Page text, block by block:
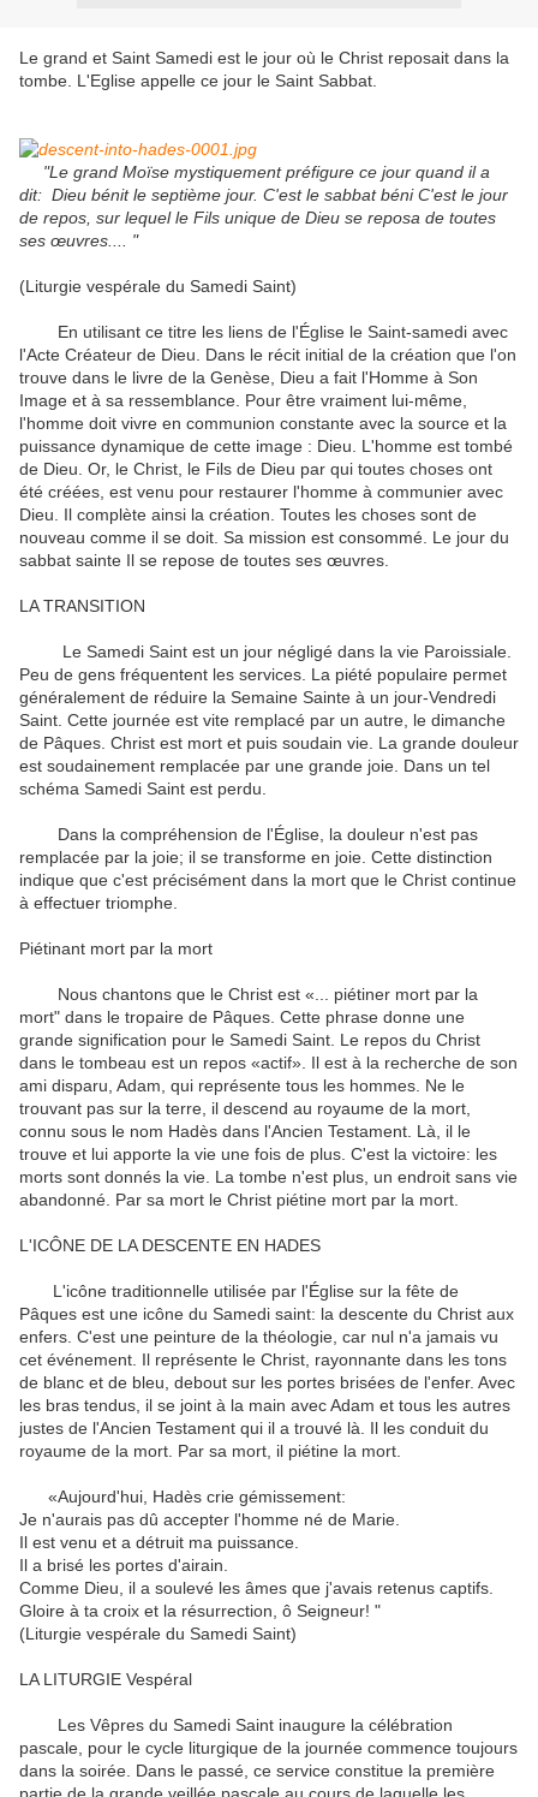
Le grand et Saint Samedi est le jour où le Christ reposait dans la
tombe L'Eglise appelle ce jour le Saint Sabbat
"Le grand Moïse mystiquement préfigure ce jour quand il a
dit: Dieu bénit le septième jour. C'est le sabbat béni C'est le jour
de repos sur lequel le Fils unique de Dieu se reposa de toutes
ses œuvres "
(Liturgie vespérale du Samedi Saint)
En utilisant ce titre les liens de l'Église le Saint-samedi avec
l'Acte Créateur de Dieu Dans le récit initial de la création que l'on
trouve dans le livre de la Genèse Dieu a fait l'Homme à Son
Image et à sa ressemblance Pour être vraiment lui-même
l'homme doit vivre en communion constante avec la source et la
puissance dynamique de cette image : Dieu L'homme est tombé
de Dieu Or, le Christ le Fils de Dieu par qui toutes choses ont
été créées est venu pour restaurer l'homme à communier avec
Dieu
Il complète ainsi la création Toutes les choses sont de
nouveau comme il se doit Sa mission est consommé Le jour du
sabbat sainte Il se repose de toutes ses œuvres
LA TRANSITION
Le Samedi Saint est un jour négligé dans la vie Paroissiale
Peu de gens fréquentent les services La piété populaire permet
généralement de réduire la Semaine Sainte à un jour-Vendredi
Saint Cette journée est vite remplacé par un autre le dimanche
de Pâques Christ est mort et puis soudain vie. La grande douleur
est soudainement remplacée par une grande joie Dans un tel
schéma Samedi Saint est perdu
Dans la compréhension de l'Église la douleur n'est pas
remplacée par la joie; il se transforme en joie Cette distinction
indique que c'est précisément dans la mort que le Christ continue
à effectuer triomphe
Piétinant mort par la mort
Nous chantons que le Christ est « piétiner mort par la
mort" dans le tropaire de Pâques Cette phrase donne une
grande signification pour le Samedi Saint Le repos du Christ
dans le tombeau est un repos «actif» Il est à la recherche de son
ami disparu Adam qui représente tous les hommes Ne le
trouvant pas sur la terre il descend au royaume de la mort
connu sous le nom Hadès dans l'Ancien Testament Là, il le
trouve et lui apporte la vie une fois de plus C'est la victoire: les
morts sont donnés la vie La tombe n'est plus un endroit sans vie
abandonné Par sa mort le Christ piétine mort par la mort
L'ICÔNE DE LA DESCENTE EN HADES
L'icône traditionnelle utilisée par l'Église sur la fête de
Pâques est une icône du Samedi saint: la descente du Christ aux
enfers C'est une peinture de la théologie , car nul n'a jamais vu
cet événement Il représente le Christ rayonnante dans les tons
de blanc et de bleu, debout sur les portes brisées de l'enfer. Avec
les bras tendus , il se joint à la main avecAdam et tous les autres
justes de l'Ancien Testament qui il a trouvé là Il les conduit du
royaume de la mort. Par sa mort, il piétine la mort.
«Aujourd'hui, Hadès crie gémissement:
Je n'aurais pas dû accepter l'homme né de Marie
Il est venu et a détruit ma puissance
Il a brisé les portes d'airain
Comme Dieu, il a soulevé les âmes que j'avais retenus captifs
Gloire à ta croix et la résurrection , ô Seigneur! "
(Liturgie vespérale du Samedi Saint)
LA LITURGIE Vespéral
Les Vêpres du Samedi Saint inaugure la célébration
pascale pour le cycle liturgique de la journée commence toujours
dans la soirée Dans le passé ce service constitue la première